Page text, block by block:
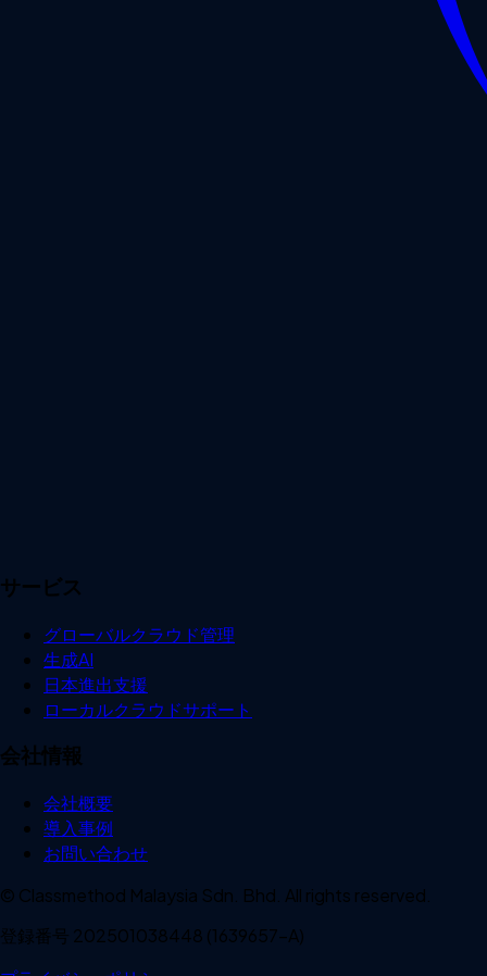
サービス
グローバルクラウド管理
生成AI
日本進出支援
ローカルクラウドサポート
会社情報
会社概要
導入事例
お問い合わせ
© Classmethod Malaysia Sdn. Bhd. All rights reserved.
登録番号 202501038448 (1639657-A)